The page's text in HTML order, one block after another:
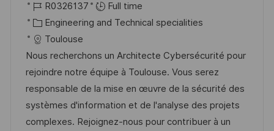
o
c
a
t
i
o
n
s
e
d
D
a
t
J
o
b
I
d
R0326137
Full time
C
a
t
e
g
o
r
Engineering and Technical specialities
Toulouse
Nous recherchons un Architecte Cybersécurité pour
rejoindre notre équipe à Toulouse. Vous serez
responsable de la mise en œuvre de la sécurité des
systèmes d'information et de l'analyse des projets
complexes. Rejoignez-nous pour contribuer à un